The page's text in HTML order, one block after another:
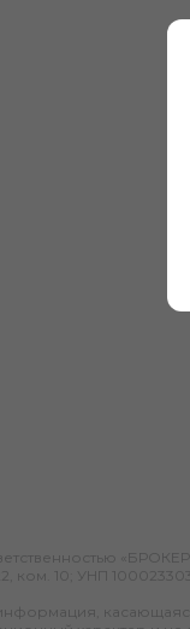
ком. 10; УНП